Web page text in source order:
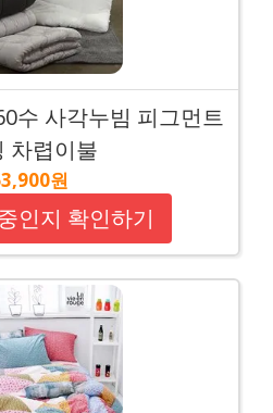
수 사각누빔 피그먼트
차렵이불
원
인지 확인하기